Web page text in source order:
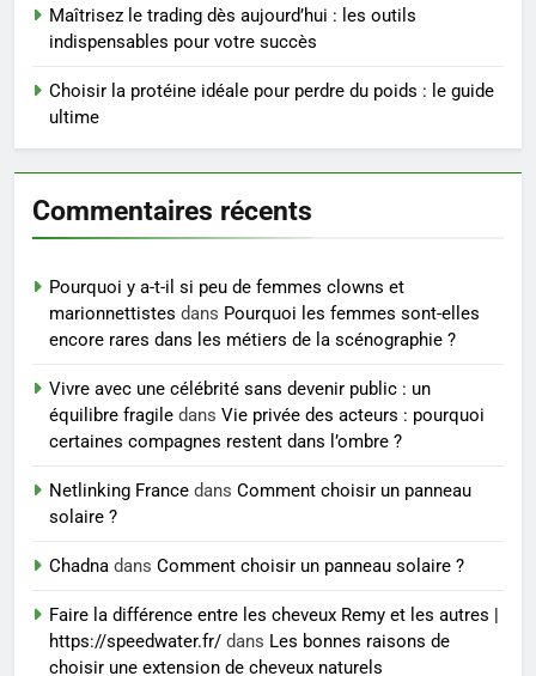
Les secrets révélés pour une
Ordinary
SANTÉ
6
Prévenir les chutes chez les
seniors: aménagement et
exercices
BIEN ÊTRE
Voyance à La Rochelle : où
trouver un accompagnement
Sclérose en plaques et
femmes enceintes doivent
connaître
SANTÉ
Maîtrisez le trading dès aujourd’hui : les outils
indispensables pour votre succès
Choisir la protéine idéale pour perdre du poids : le guide
ultime
Commentaires récents
Pourquoi y a-t-il si peu de femmes clowns et
marionnettistes dans Pourquoi les femmes sont-elles
encore rares dans les métiers de la scénographie ?
Vivre avec une célébrité sans devenir public : un
équilibre fragile dans Vie privée des acteurs : pourquoi
certaines compagnes restent dans l’ombre ?
Netlinking France dans Comment choisir un panneau
solaire ?
Chadna dans Comment choisir un panneau solaire ?
Faire la différence entre les cheveux Remy et les autres |
https://speedwater.fr/ dans Les bonnes raisons de
choisir une extension de cheveux naturels